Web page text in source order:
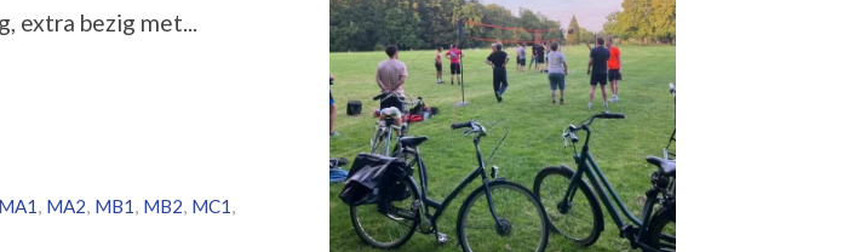
extra bezig met...
MA1, MA2, MB1, MB2, MC1,